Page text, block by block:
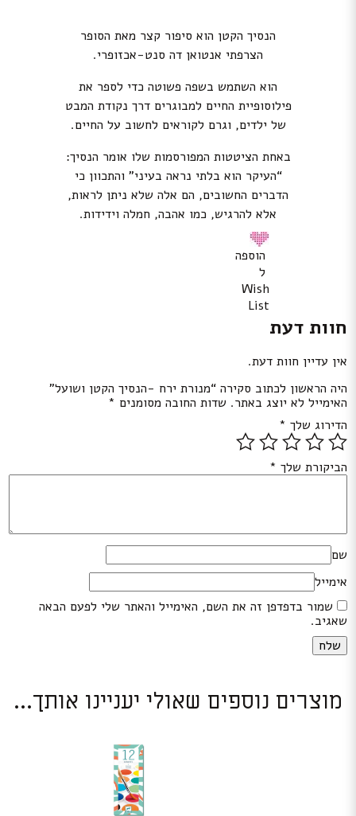
הנסיך הקטן הוא סיפור קצר מאת הסופר
הצרפתי אנטואן דה סנט-אכזופרי.
הוא השתמש בשפה פשוטה כדי לספר את
פילוסופיית החיים למבוגרים דרך נקודת המבט
של ילדים, וגרם לקוראים לחשוב על החיים.
באחת הציטטות המפורסמות שלו אומר הנסיך:
“העיקר הוא בלתי נראה בעיני” והתכוון כי
הדברים החשובים, הם אלה שלא ניתן לראות,
אלא להרגיש, כמו אהבה, חמלה וידידות.
הוספה
ל
Wish
List
חוות דעת
אין עדיין חוות דעת.
היה הראשון לכתוב סקירה “מנורת ירח -הנסיך הקטן ושועל”
האימייל לא יוצג באתר. שדות החובה מסומנים *
הדירוג שלך *
הביקורת שלך *
שם
אימייל
שמור בדפדפן זה את השם, האימייל והאתר שלי לפעם הבאה
שאגיב.
מוצרים נוספים שאולי יעניינו אותך...